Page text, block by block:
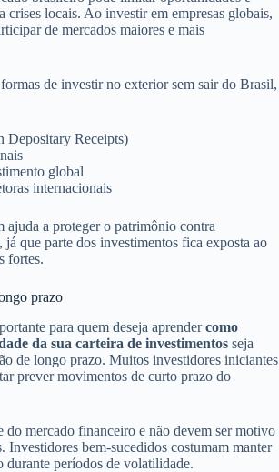
crises locais. Ao investir em empresas globais,
de mercados maiores e mais
de investir no exterior sem sair do Brasil,
Depositary Receipts)
global
internacionais
ajuda a proteger o patrimônio contra
já que parte dos investimentos fica exposta ao
fortes.
prazo
para quem deseja aprendercomo
da sua carteira de investimentos seja
de longo prazo. Muitos investidores iniciantes
prever movimentos de curto prazo do
do mercado financeiro e não devem ser motivo
Investidores bem-sucedidos costumam manter
durante períodos de volatilidade.